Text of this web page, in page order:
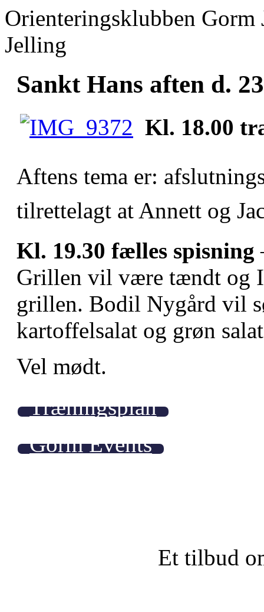
Orienteringsklubben
Jelling
Sankt Hans aften d.
Kl. 18.00
Aftens tema er:
tilrettelagt at Annett og
Kl. 19.30 fælles spisning
Grillen vil være tændt og
grillen. Bodil Nygård vil
kartoffelsalat og grøn
Vel mødt.
Træningsplan
Gorm Events
Et tilbud